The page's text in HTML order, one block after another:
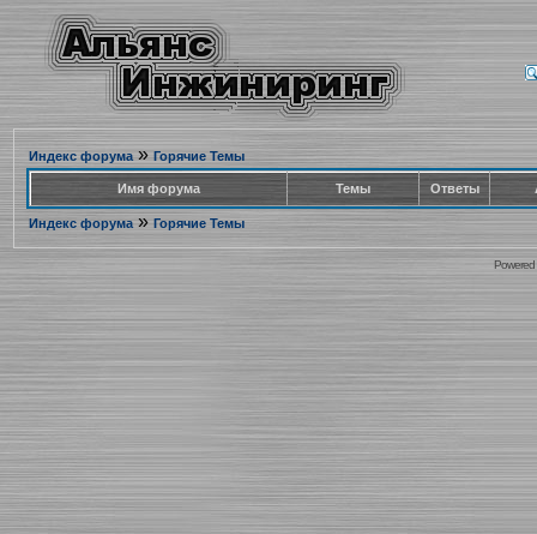
Индекс форума» Горячие Темы
Имя форума Темы Ответы
Индекс форума» Горячие Темы